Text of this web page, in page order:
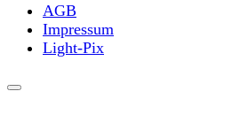
AGB
Impressum
Light-Pix